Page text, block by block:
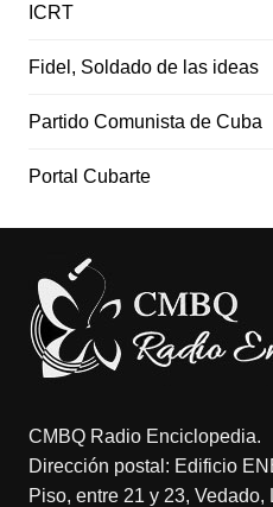
ICRT
Fidel, Soldado de las ideas
Partido Comunista de Cuba
Portal Cubarte
CMBQ Radio Enciclopedia.
Dirección postal: Edificio
Piso, entre 21 y 23,